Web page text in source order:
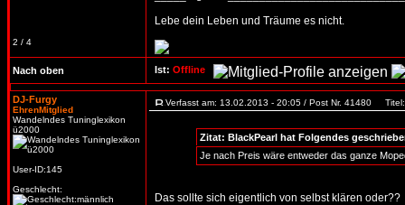
2 / 4
Lebe dein Leben und Träume es nicht.
Nach oben Ist: Offline
DJ-Furgy
EhrenMitglied
Wandelndes Tuninglexikon
ü2000
User-ID:145
Geschlecht:
Verfasst am: 13.02.2013 - 20:05 / Post Nr. 41480 Titel:
Zitat: BlackPearl hat Folgendes
Je nach Preis wäre entweder das ganze
Das sollte sich eigentlich von selbst klären oder??